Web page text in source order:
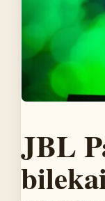
JBL